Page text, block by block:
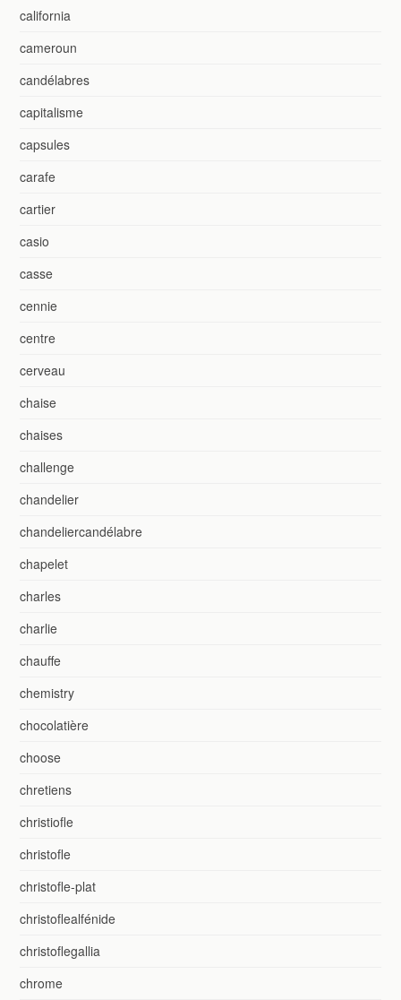
california
cameroun
candélabres
capitalisme
capsules
carafe
cartier
casio
casse
cennie
centre
cerveau
chaise
chaises
challenge
chandelier
chandeliercandélabre
chapelet
charles
charlie
chauffe
chemistry
chocolatière
choose
chretiens
christiofle
christofle
christofle-plat
christoflealfénide
christoflegallia
chrome